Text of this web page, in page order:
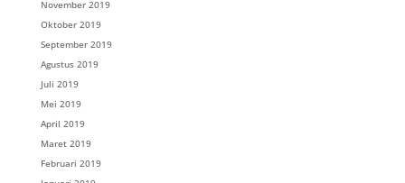
November 2019
Oktober 2019
September 2019
Agustus 2019
Juli 2019
Mei 2019
April 2019
Maret 2019
Februari 2019